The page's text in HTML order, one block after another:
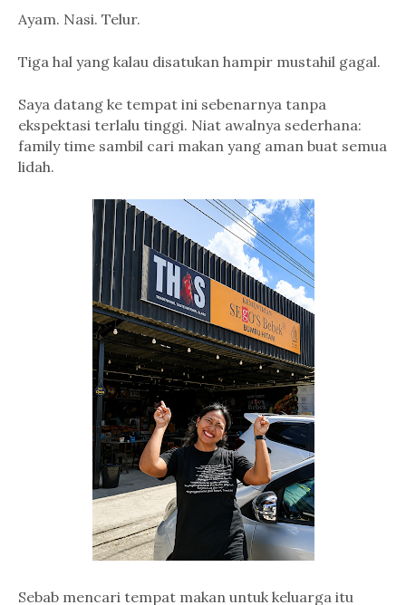
Ayam. Nasi. Telur.
Tiga hal yang kalau disatukan hampir mustahil gagal.
Saya datang ke tempat ini sebenarnya tanpa
ekspektasi terlalu tinggi. Niat awalnya sederhana:
family time sambil cari makan yang aman buat semua
lidah.
Sebab mencari tempat makan untuk keluarga itu